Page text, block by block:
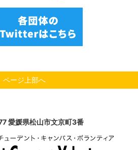
ページ上部へ
愛媛県松山市文京町3番